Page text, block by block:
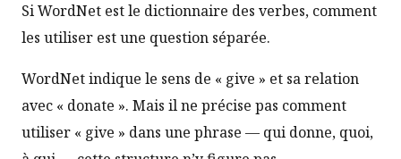
Si WordNet est le dictionnaire des verbes, comment
les utiliser est une question séparée.
WordNet indique le sens de « give » et sa relation
avec « donate ». Mais il ne précise pas comment
utiliser « give » dans une phrase — qui donne, quoi,